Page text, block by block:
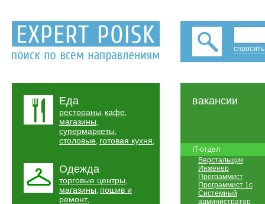
Еда
рестораны, кафе,
магазины,
супермаркеты,
столовые, готовая кухня,
Одежда
торговые центры,
магазины, пошив и
ремонт,
вакансии
IT-отдел
Верстальщик
Инженер
Программист
Программист 1с
Системный
администратор